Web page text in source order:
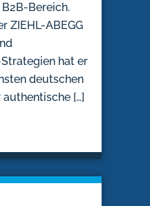
Bereich.
ZIEHL-ABEGG
hat er
deutschen
[…]